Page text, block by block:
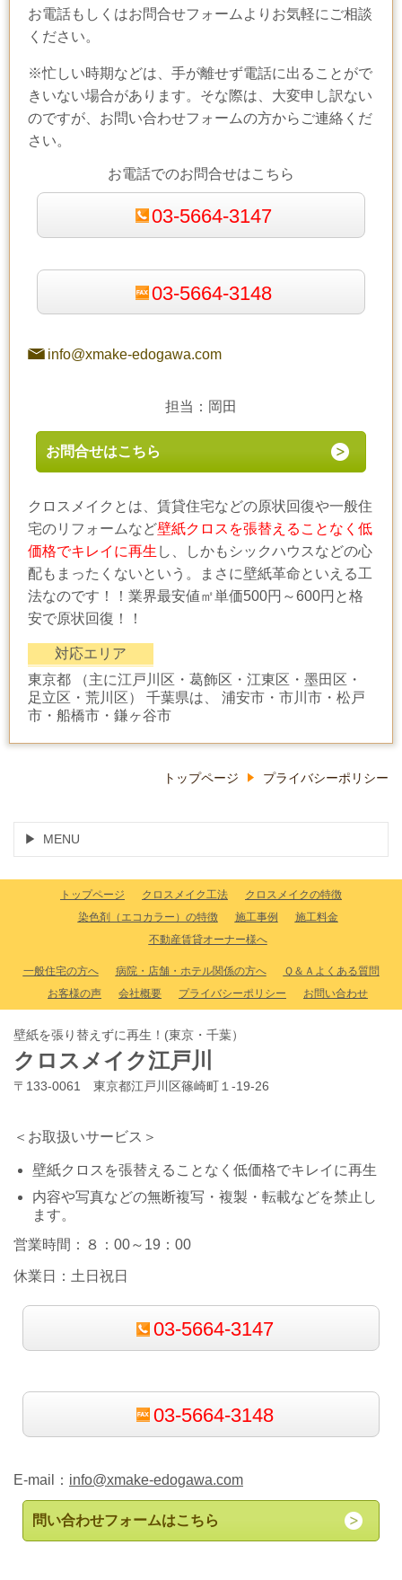
お電話もしくはお問合せフォームよりお気軽にご相談
ください。
※忙しい時期などは、手が離せず電話に出ることがで
きいない場合があります。そな際は、大変申し訳ない
のですが、お問い合わせフォームの方からご連絡くだ
さい。
お電話でのお問合せはこちら
03-5664-3147
03-5664-3148
info@xmake-edogawa.com
担当：岡田
お問合せはこちら
クロスメイクとは、賃貸住宅などの原状回復や一般住
宅のリフォームなど壁紙クロスを張替えることなく低
価格でキレイに再生 し、しかもシックハウスなどの心
配もまったくないという。まさに壁紙革命といえる工
法なのです！！業界最安値㎡単価500円～600円と格
安で原状回復！！
対応エリア
東京都 （主に江戸川区・葛飾区・江東区・墨田区・
足立区・荒川区） 千葉県は、 浦安市・市川市・松戸
市・船橋市・鎌ヶ谷市
トップページ プライバシーポリシー
MENU
トップページ クロスメイク工法
クロスメイクの特徴
染色剤（エコカラー）の特徴
施工事例
施工料金
不動産賃貸オーナー様へ
一般住宅の方へ 病院・店舗・ホテル関係の方へ
Ｑ＆Ａよくある質問
お客様の声
会社概要 プライバシーポリシー お問い合わせ
壁紙を張り替えずに再生！(東京・千葉）
クロスメイク江戸川
〒133-0061 東京都江戸川区篠崎町１-19-26
＜お取扱いサービス＞
壁紙クロスを張替えることなく低価格でキレイに再生
内容や写真などの無断複写・複製・転載などを禁止し
ます。
営業時間：８：00～19：00
休業日：土日祝日
03-5664-3147
03-5664-3148
E-mail： info@xmake-edogawa.com
問い合わせフォームはこちら